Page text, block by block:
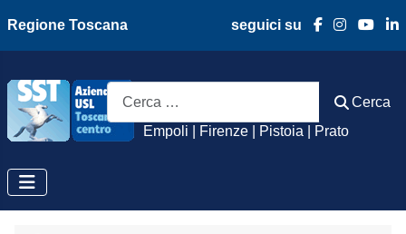
Regione Toscana seguici su
Azienda Usl
Empoli | Firenze | Pistoia | Prato
Cerca
Cerca